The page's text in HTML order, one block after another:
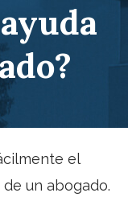
el
un abogado.